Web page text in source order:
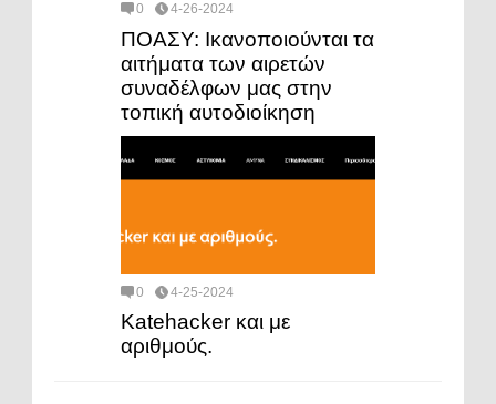
0 4-26-2024
ΠΟΑΣΥ: Ικανοποιούνται τα
αιτήματα των αιρετών
συναδέλφων μας στην
τοπική αυτοδιοίκηση
0 4-25-2024
Katehacker και με
αριθμούς.